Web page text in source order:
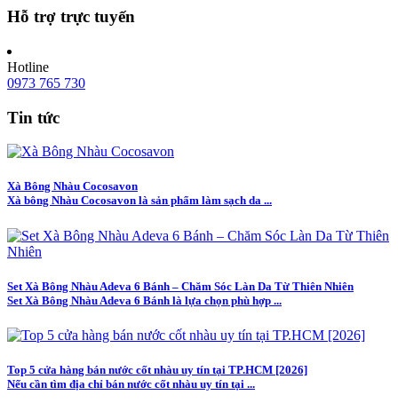
Hỗ trợ trực tuyến
Hotline
0973 765 730
Tin tức
Xà Bông Nhàu Cocosavon
Xà bông Nhàu Cocosavon là sản phẩm làm sạch da ...
Set Xà Bông Nhàu Adeva 6 Bánh – Chăm Sóc Làn Da Từ Thiên Nhiên
Set Xà Bông Nhàu Adeva 6 Bánh là lựa chọn phù hợp ...
Top 5 cửa hàng bán nước cốt nhàu uy tín tại TP.HCM [2026]
Nếu cần tìm địa chỉ bán nước cốt nhàu uy tín tại ...